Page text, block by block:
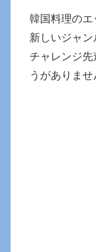
韓国料理のエ
新しいジャ
チャレンジ
うがありませ